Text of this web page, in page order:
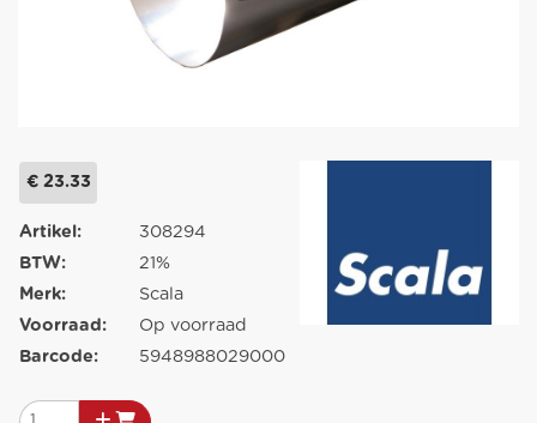
€ 23.33
Artikel:
308294
BTW:
21%
Merk:
Scala
Voorraad:
Op voorraad
Barcode:
5948988029000